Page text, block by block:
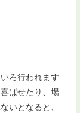
ろ行われます
ばせたり、場
いとなると、